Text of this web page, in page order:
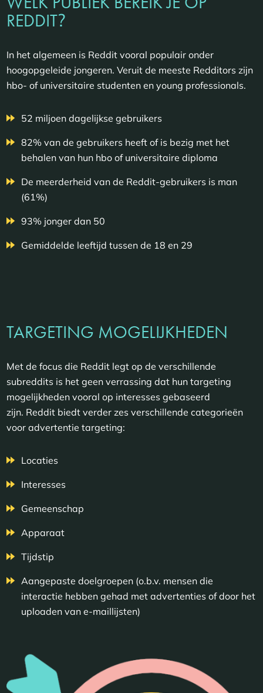
REDDIT?
In het algemeen is Reddit vooral populair onder
hoogopgeleide jongeren. Veruit de meeste Redditors zijn
hbo- of universitaire studenten en young professionals.
52 miljoen dagelijkse gebruikers
82% van de gebruikers heeft of is bezig met het
behalen van hun hbo of universitaire diploma
De meerderheid van de Reddit-gebruikers is man
(61%)
93% jonger dan 50
Gemiddelde leeftijd tussen de 18 en 29
TARGETING MOGELIJKHEDEN
Met de focus die Reddit legt op de verschillende
subreddits is het geen verrassing dat hun targeting
mogelijkheden vooral op interesses gebaseerd
zijn. Reddit biedt verder zes verschillende categorieën
voor advertentie targeting:
Locaties
Interesses
Gemeenschap
Apparaat
Tijdstip
Aangepaste doelgroepen (o.b.v. mensen die
interactie hebben gehad met advertenties of door het
uploaden van e-maillijsten)